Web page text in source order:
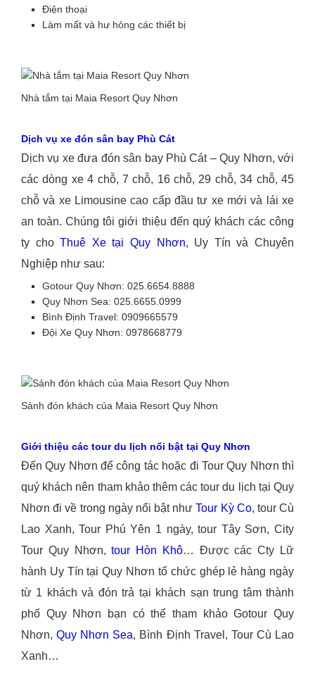
Điện thoại
Làm mất và hư hỏng các thiết bị
Nhà tắm tại Maia Resort Quy Nhơn
Dịch vụ xe đón sân bay Phù Cát
Dịch vụ xe đưa đón sân bay Phù Cát – Quy Nhơn, với
các dòng xe 4 chỗ, 7 chỗ, 16 chỗ, 29 chỗ, 34 chỗ, 45
chỗ và xe Limousine cao cấp đầu tư xe mới và lái xe
an toàn. Chúng tôi giới thiệu đến quý khách các công
ty choThuê Xe tại Quy Nhơn, Uy Tín và Chuyên
Nghiệp như sau:
Gotour Quy Nhơn: 025.6654.8888
Quy Nhơn Sea: 025.6655.0999
Bình Định Travel: 0909665579
Đội Xe Quy Nhơn: 0978668779
Sảnh đón khách của Maia Resort Quy Nhơn
Giới thiệu các tour du lịch nổi bật tại Quy Nhơn
Đến Quy Nhơn để công tác hoặc đi Tour Quy Nhơn thì
quý khách nên tham khảo thêm các tour du lịch tại Quy
Nhơn đi về trong ngày nổi bật nhưTour Kỳ Co, tour Cù
Lao Xanh, Tour Phú Yên 1 ngày, tour Tây Sơn, City
Tour Quy Nhơn,tour Hòn Khô… Được các Cty Lữ
hành Uy Tín tại Quy Nhơn tổ chức ghép lẻ hàng ngày
từ 1 khách và đón trả tại khách sạn trung tâm thành
phố Quy Nhơn bạn có thể tham khảo Gotour Quy
Nhơn,Quy Nhơn Sea, Bình Định Travel, Tour Cù Lao
Xanh…